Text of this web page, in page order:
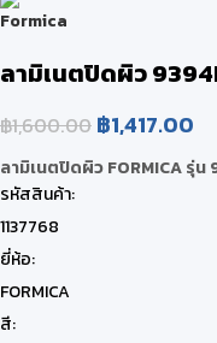
ลามิเนตปิดผิว
฿1,600.00 ฿1,417.00
ลามิเนตปิดผิว FORMICA รุ่น
รหัสสินค้า:
1137768
ยี่ห้อ:
FORMICA
สี: